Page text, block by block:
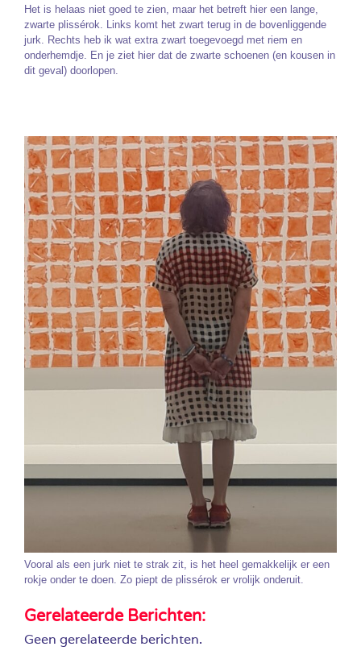
Het is helaas niet goed te zien, maar het betreft hier een lange,
zwarte plissérok. Links komt het zwart terug in de bovenliggende
jurk. Rechts heb ik wat extra zwart toegevoegd met riem en
onderhemdje. En je ziet hier dat de zwarte schoenen (en kousen in
dit geval) doorlopen.
Vooral als een jurk niet te strak zit, is het heel gemakkelijk er een
rokje onder te doen. Zo piept de plissérok er vrolijk onderuit.
Gerelateerde Berichten:
Geen gerelateerde berichten.